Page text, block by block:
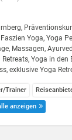
Yoga, Yoga
Massagen,
Yoga in den
exklusive Yoga
Trainer
anzeigen